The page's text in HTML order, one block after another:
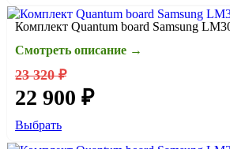
Комплект Quantum board Samsung
Смотреть описание →
23 320 ₽
22 900 ₽
Выбрать